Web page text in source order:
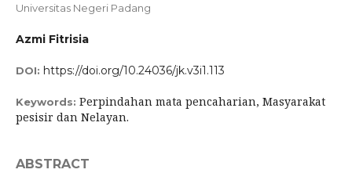
Universitas Negeri Padang
Azmi Fitrisia
DOI: https://doi.org/10.24036/jk.v3i1.113
Keywords: Perpindahan mata pencaharian, Masyarakat
pesisir dan Nelayan.
ABSTRACT